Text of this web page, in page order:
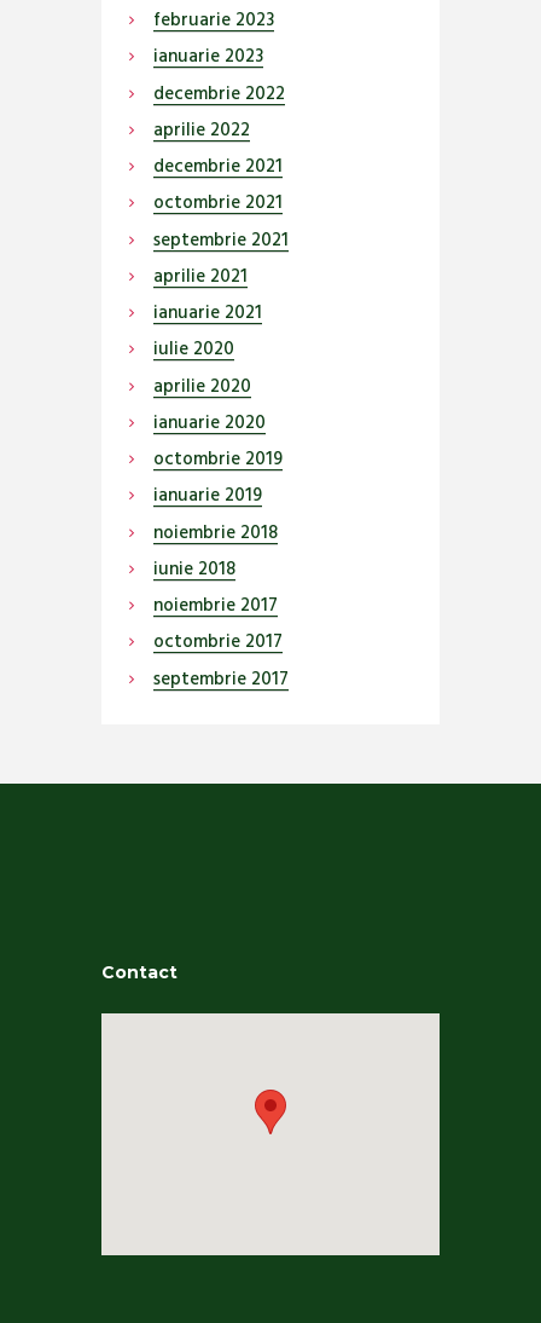
februarie 2023
ianuarie 2023
decembrie 2022
aprilie 2022
decembrie 2021
octombrie 2021
septembrie 2021
aprilie 2021
ianuarie 2021
iulie 2020
aprilie 2020
ianuarie 2020
octombrie 2019
ianuarie 2019
noiembrie 2018
iunie 2018
noiembrie 2017
octombrie 2017
septembrie 2017
Contact